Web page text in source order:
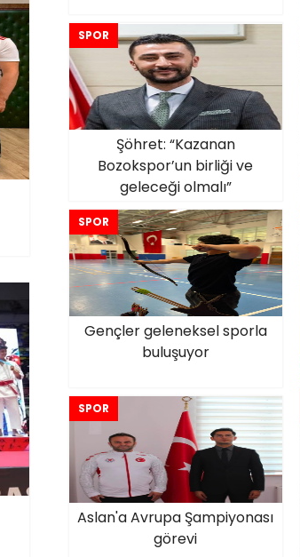
SPOR
Şöhret: “Kazanan
Bozokspor’un birliği ve
geleceği olmalı”
SPOR
Gençler geleneksel sporla
buluşuyor
SPOR
Aslan'a Avrupa Şampiyonası
görevi